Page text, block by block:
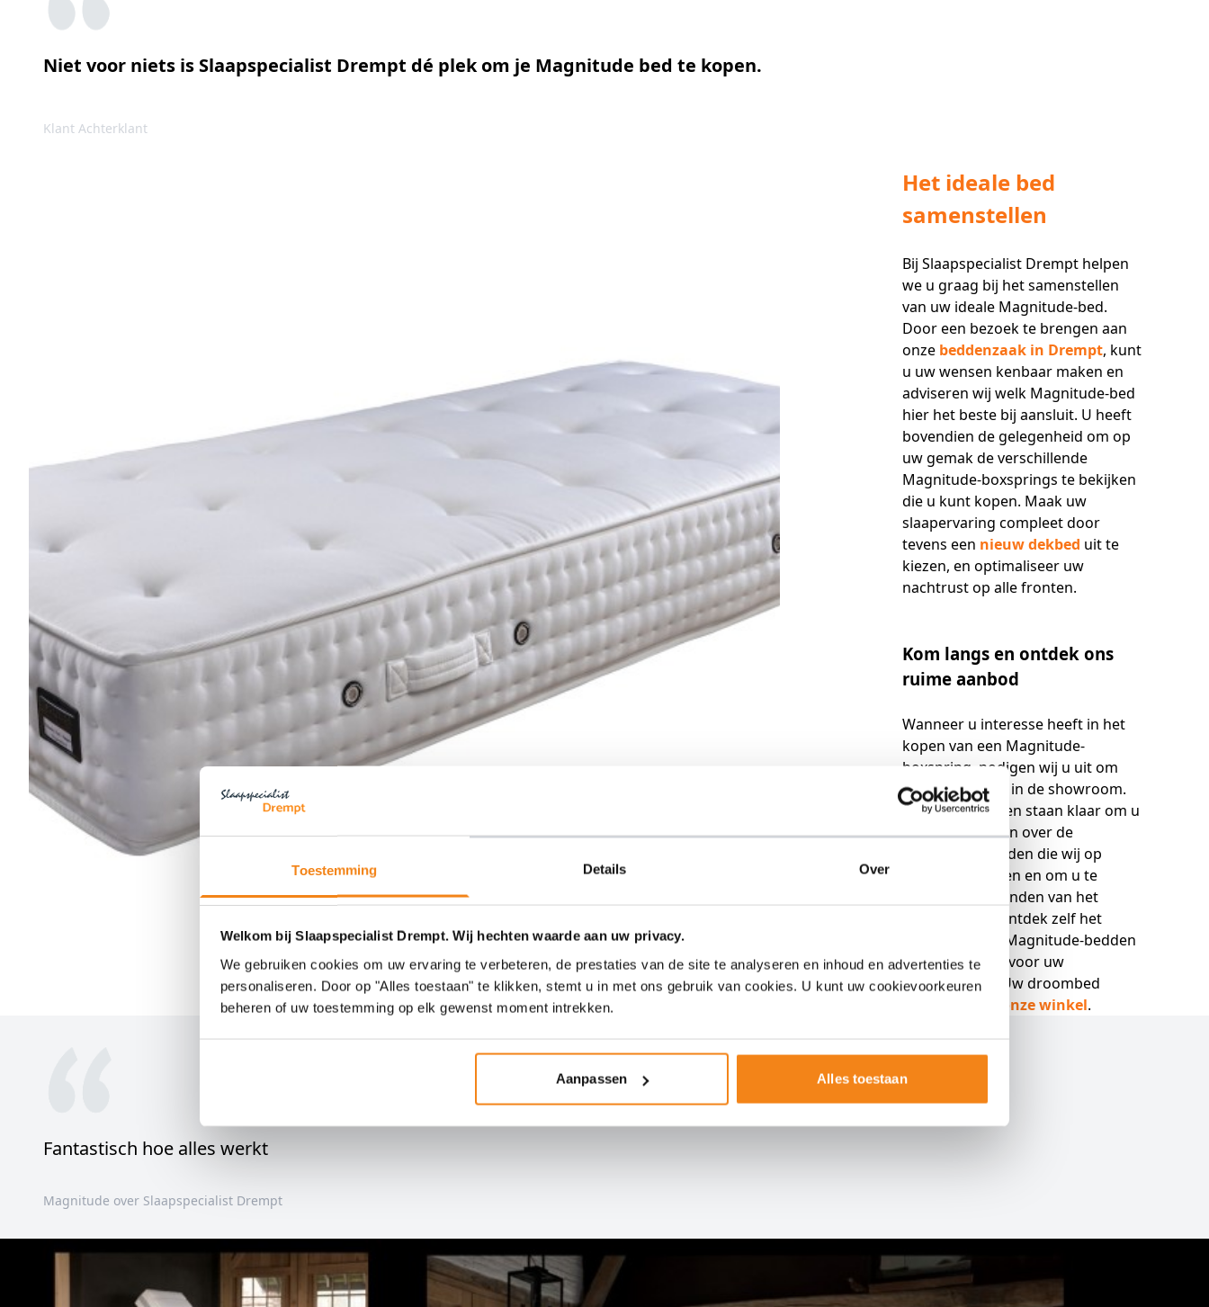
Toestemming Details Over
Welkom bij Slaapspecialist Drempt. Wij hechten waarde aan uw privacy.
We gebruiken cookies om uw ervaring te verbeteren, de prestaties van de site te analyseren en inhoud en advertenties te
personaliseren. Door op "Alles toestaan" te klikken, stemt u in met ons gebruik van cookies. U kunt uw cookievoorkeuren
beheren of uw toestemming op elk gewenst moment intrekken.
Aanpassen Alles toestaan
Niet voor niets is Slaapspecialist Drempt dé plek om je Magnitude bed te kopen.
Klant Achterklant
Het ideale bed
samenstellen
Bij Slaapspecialist Drempt helpen
we u graag bij het samenstellen
van uw ideale Magnitude-bed.
Door een bezoek te brengen aan
onze beddenzaak in Drempt, kunt
u uw wensen kenbaar maken en
adviseren wij welk Magnitude-bed
hier het beste bij aansluit. U heeft
bovendien de gelegenheid om op
uw gemak de verschillende
Magnitude-boxsprings te bekijken
die u kunt kopen. Maak uw
slaapervaring compleet door
tevens een nieuw dekbed uit te
kiezen, en optimaliseer uw
nachtrust op alle fronten.
Kom langs en ontdek ons
ruime aanbod
Wanneer u interesse heeft in het
kopen van een Magnitude-
boxspring, nodigen wij u uit om
langs te komen in de showroom.
Onze specialisten staan klaar om u
meer te vertellen over de
Magnitude-bedden die wij op
voorraad hebben en om u te
helpen bij het vinden van het
perfecte bed. Ontdek zelf het
verschil dat de Magnitude-bedden
kunnen maken voor uw
slaapcomfort. Uw droombed
onze winkel.
Fantastisch hoe alles werkt
Magnitude over Slaapspecialist Drempt